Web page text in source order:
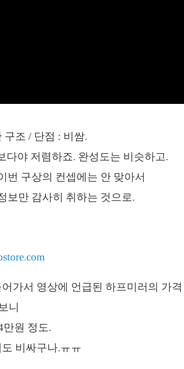
조 / 단점 : 비쌈.
다야 저렴하죠. 완성도는 비슷하고.
번 구상의 컨셉에는 안 맞아서
보만 감사히 취하는 것으로.
가서 영상에 언급된 하프미러의 가격
니
만원 정도.
비싸구나.ㅠㅠ